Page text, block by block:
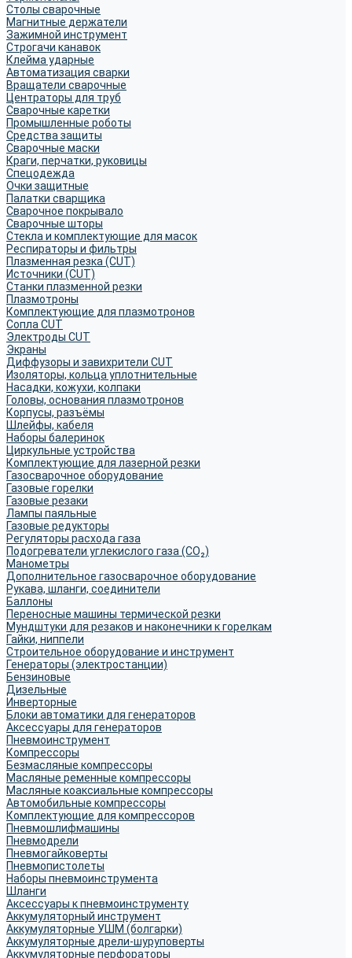
Столы сварочные
Магнитные держатели
Зажимной инструмент
Строгачи канавок
Клейма ударные
Автоматизация сварки
Вращатели сварочные
Центраторы для труб
Сварочные каретки
Промышленные роботы
Средства защиты
Сварочные маски
Краги, перчатки, руковицы
Спецодежда
Очки защитные
Палатки сварщика
Сварочное покрывало
Сварочные шторы
Стекла и комплектующие для масок
Респираторы и фильтры
Плазменная резка (CUT)
Источники (CUT)
Станки плазменной резки
Плазмотроны
Комплектующие для плазмотронов
Сопла CUT
Электроды CUT
Экраны
Диффузоры и завихрители CUT
Изоляторы, кольца уплотнительные
Насадки, кожухи, колпаки
Головы, основания плазмотронов
Корпусы, разъёмы
Шлейфы, кабеля
Наборы балеринок
Циркульные устройства
Комплектующие для лазерной резки
Газосварочное оборудование
Газовые горелки
Газовые резаки
Лампы паяльные
Газовые редукторы
Регуляторы расхода газа
Подогреватели углекислого газа (CO₂)
Манометры
Дополнительное газосварочное оборудование
Рукава, шланги, соединители
Баллоны
Переносные машины термической резки
Мундштуки для резаков и наконечники к горелкам
Гайки, ниппели
Строительное оборудование и инструмент
Генераторы (электростанции)
Бензиновые
Дизельные
Инверторные
Блоки автоматики для генераторов
Аксессуары для генераторов
Пневмоинструмент
Компрессоры
Безмасляные компрессоры
Масляные ременные компрессоры
Масляные коаксиальные компрессоры
Автомобильные компрессоры
Комплектующие для компрессоров
Пневмошлифмашины
Пневмодрели
Пневмогайковерты
Пневмопистолеты
Наборы пневмоинструмента
Шланги
Аксессуары к пневмоинструменту
Аккумуляторный инструмент
Аккумуляторные УШМ (болгарки)
Аккумуляторные дрели-шуруповерты
Аккумуляторные перфораторы